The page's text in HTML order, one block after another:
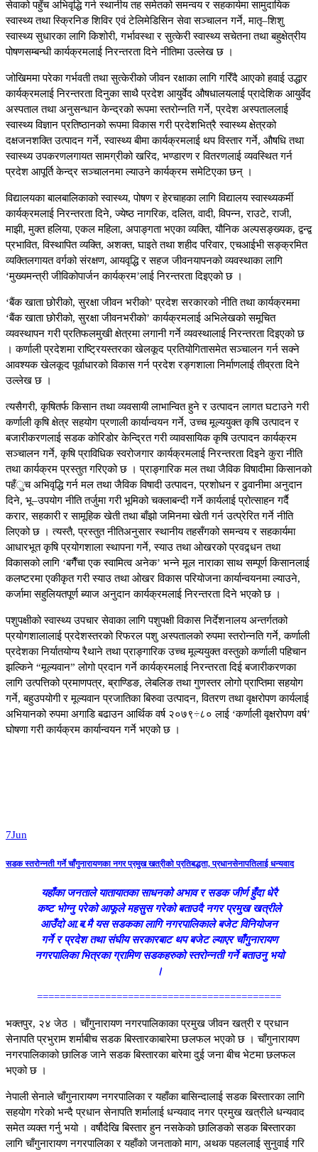
सेवाको पहुँच अभिवृद्धि गर्न स्थानीय तह समेतको समन्वय र सहकार्यमा सामुदायिक
स्वास्थ्य तथा स्क्रिनिङ शिविर एवं टेलिमेडिसिन सेवा सञ्चालन गर्ने, मातृ–शिशु
स्वास्थ्य सुधारका लागि किशोरी, गर्भावस्था र सुत्केरी स्वास्थ्य सचेतना तथा बहुक्षेत्रीय
पोषणसम्बन्धी कार्यक्रमलाई निरन्तरता दिने नीतिमा उल्लेख छ ।
जोखिममा परेका गर्भवती तथा सुत्केरीको जीवन रक्षाका लागि गरिँदै आएको हवाई उद्धार
कार्यक्रमलाई निरन्तरता दिनुका साथै प्रदेश आयुर्वेद औषधालयलाई प्रादेशिक आयुर्वेद
अस्पताल तथा अनुसन्धान केन्द्रको रूपमा स्तरोन्नति गर्ने, प्रदेश अस्पताललाई
स्वास्थ्य विज्ञान प्रतिष्ठानको रूपमा विकास गरी प्रदेशभित्रै स्वास्थ्य क्षेत्रको
दक्षजनशक्ति उत्पादन गर्ने, स्वास्थ्य बीमा कार्यक्रमलाई थप विस्तार गर्ने, औषधि तथा
स्वास्थ्य उपकरणलगायत सामग्रीको खरिद, भण्डारण र वितरणलाई व्यवस्थित गर्न
प्रदेश आपूर्ति केन्द्र सञ्चालनमा ल्याउने कार्यक्रम समेटिएका छन् ।
विद्यालयका बालबालिकाको स्वास्थ्य, पोषण र हेरचाहका लागि विद्यालय स्वास्थ्यकर्मी
कार्यक्रमलाई निरन्तरता दिने, ज्येष्ठ नागरिक, दलित, वादी, विपन्न, राउटे, राजी,
माझी, मुक्त हलिया, एकल महिला, अपाङ्गता भएका व्यक्ति, यौनिक अल्पसङ्ख्यक, द्वन्द्व
प्रभावित, विस्थापित व्यक्ति, अशक्त, घाइते तथा शहीद परिवार, एचआईभी सङ्क्रमित
व्यक्तिलगायत वर्गको संरक्षण, आयवृद्धि र सहज जीवनयापनको व्यवस्थाका लागि
‘मुख्यमन्त्री जीविकोपार्जन कार्यक्रम’लाई निरन्तरता दिइएको छ ।
‘बैंक खाता छोरीको, सुरक्षा जीवन भरीको’ प्रदेश सरकारको नीति तथा कार्यक्रममा
‘बैंक खाता छोरीको, सुरक्षा जीवनभरीको’ कार्यक्रमलाई अभिलेखको समूचित
व्यवस्थापन गरी प्रतिफलमुखी क्षेत्रमा लगानी गर्ने व्यवस्थालाई निरन्तरता दिइएको छ
। कर्णाली प्रदेशमा राष्ट्रियस्तरका खेलकूद प्रतियोगितासमेत सञ्चालन गर्न सक्ने
आवश्यक खेलकूद पूर्वाधारको विकास गर्न प्रदेश रङ्गशाला निर्माणलाई तीव्रता दिने
उल्लेख छ ।
त्यसैगरी, कृषितर्फ किसान तथा व्यवसायी लाभान्वित हुने र उत्पादन लागत घटाउने गरी
कर्णाली कृषि क्षेत्र सहयोग प्रणाली कार्यान्वयन गर्ने, उच्च मूल्ययुक्त कृषि उत्पादन र
बजारीकरणलाई सडक कोरिडोर केन्द्रित गरी व्यावसायिक कृषि उत्पादन कार्यक्रम
सञ्चालन गर्ने, कृषि प्राविधिक स्वरोजगार कार्यक्रमलाई निरन्तरता दिइने कुरा नीति
तथा कार्यक्रम प्रस्तुत गरिएको छ । प्राङ्गारिक मल तथा जैविक विषादीमा किसानको
पहँुच अभिवृद्धि गर्न मल तथा जैविक विषादी उत्पादन, प्रशोधन र ढुवानीमा अनुदान
दिने, भू–उपयोग नीति तर्जुमा गरी भूमिको चक्लाबन्दी गर्ने कार्यलाई प्रोत्साहन गर्दै
करार, सहकारी र सामूहिक खेती तथा बाँझो जमिनमा खेती गर्न उत्प्रेरित गर्ने नीति
लिएको छ । त्यस्तै, प्रस्तुत नीतिअनुसार स्थानीय तहसँगको समन्वय र सहकार्यमा
आधारभूत कृषि प्रयोगशाला स्थापना गर्ने, स्याउ तथा ओखरको प्रवद्र्धन तथा
विकासको लागि ‘बगैँचा एक स्वामित्व अनेक’ भन्ने मूल नाराका साथ सम्पूर्ण किसानलाई
कलष्टरमा एकीकृत गरी स्याउ तथा ओखर विकास परियोजना कार्यान्वयनमा ल्याउने,
कर्जामा सहुलियतपूर्ण ब्याज अनुदान कार्यक्रमलाई निरन्तरता दिने भएको छ ।
पशुपक्षीको स्वास्थ्य उपचार सेवाका लागि पशुपक्षी विकास निर्देशनालय अन्तर्गतको
प्रयोगशालालाई प्रदेशस्तरको रिफरल पशु अस्पतालको रुपमा स्तरोन्नति गर्ने, कर्णाली
प्रदेशका निर्यातयोग्य रैथाने तथा प्राङ्गारिक उच्च मूल्ययुक्त वस्तुको कर्णाली पहिचान
झल्किने “मूल्यवान” लोगो प्रदान गर्ने कार्यक्रमलाई निरन्तरता दिई बजारीकरणका
लागि उत्पत्तिको प्रमाणपत्र, ब्राण्डिङ, लेबलिङ तथा गुणस्तर लोगो प्राप्तिमा सहयोग
गर्ने, बहुउपयोगी र मूल्यवान प्रजातिका बिरुवा उत्पादन, वितरण तथा वृक्षरोपण कार्यलाई
अभियानको रुपमा अगाडि बढाउन आर्थिक वर्ष २०७९÷८० लाई ‘कर्णाली वृक्षरोपण वर्ष’
घोषणा गरी कार्यक्रम कार्यान्वयन गर्ने भएको छ ।
7Jun
सडक स्तरोन्नती गर्ने चाँगुनारायणका नगर प्रमुख खत्रीको प्रतिबद्धता, प्रधानसेनापतिलाई धन्यवाद
यहाँका जनताले यातायातका साधनको अभाव र सडक जीर्ण हुँदा धेरै
कष्ट भोग्नु परेको आफूले महसुस गरेको बताउदै नगर प्रमुख खत्रीले
आउँदो आ.ब.मै यस सडकका लागि नगरपालिकाले बजेट विनियोजन
गर्ने र प्रदेश तथा संघीय सरकारबाट थप बजेट ल्याएर चाँगुनारायण
नगरपालिका भित्रका ग्रामिण सडकहरुको स्तरोन्नती गर्ने बताउनु भयो
।
===========================================
भक्तपुर, २४ जेठ । चाँगुनारायण नगरपालिकाका प्रमुख जीवन खत्री र प्रधान
सेनापति प्रभुराम शर्माबीच सडक बिस्तारकाबारेमा छलफल भएको छ । चाँगुनारायण
नगरपालिकाको छालिङ जाने सडक बिस्तारका बारेमा दुई जना बीच भेटमा छलफल
भएको छ ।
नेपाली सेनाले चाँगुनारायण नगरपालिका र यहाँका बासिन्दालाई सडक बिस्तारका लागि
सहयोग गरेको भन्दै प्रधान सेनापति शर्मालाई धन्यवाद नगर प्रमुख खत्रीले धन्यवाद
समेत व्यक्त गर्नु भयो । वर्षौदेखि बिस्तार हुन नसकेको छालिङको सडक बिस्तारका
लागि चाँगुनारायण नगरपालिका र यहाँको जनताको माग, अथक पहललाई सुनुवाई गरि